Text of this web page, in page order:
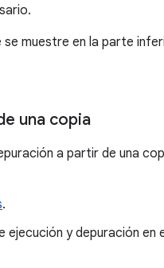
muestre en la parte
una copia
a partir de una
.
y depuración en